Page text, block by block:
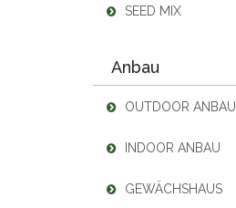
SEED MIX
Anbau
OUTDOOR ANBAU
INDOOR ANBAU
GEWÄCHSHAUS